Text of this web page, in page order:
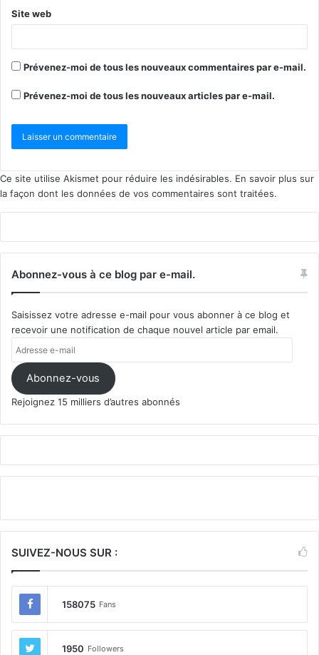
Site web
Prévenez-moi de tous les nouveaux commentaires par e-mail.
Prévenez-moi de tous les nouveaux articles par e-mail.
Ce site utilise Akismet pour réduire les indésirables. En savoir plus sur
la façon dont les données de vos commentaires sont traitées.
Abonnez-vous à ce blog par e-mail.
Saisissez votre adresse e-mail pour vous abonner à ce blog et
recevoir une notification de chaque nouvel article par email.
mail Abonnez-vous
Rejoignez 15 milliers d’autres abonnés
SUIVEZ-NOUS SUR :
158075 Fans
1950 Followers